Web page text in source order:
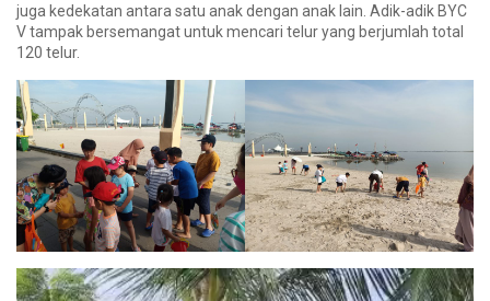
juga kedekatan antara satu anak dengan anak lain. Adik-adik BYC
V tampak bersemangat untuk mencari telur yang berjumlah total
120 telur.